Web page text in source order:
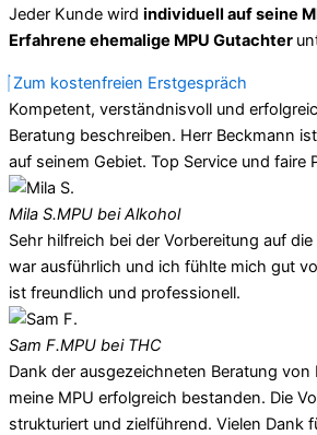
Jeder Kunde wird individuell auf seine
Erfahrene ehemalige MPU Gutachter
Zum kostenfreien Erstgespräch
Kompetent, verständnisvoll und
Beratung beschreiben. Herr Beckmann
auf seinem Gebiet. Top Service und faire
Mila S.MPU bei Alkohol
Sehr hilfreich bei der Vorbereitung auf die
war ausführlich und ich fühlte mich gut
ist freundlich und professionell.
Sam F.MPU bei THC
Dank der ausgezeichneten Beratung von
meine MPU erfolgreich bestanden. Die
strukturiert und zielführend. Vielen Dank